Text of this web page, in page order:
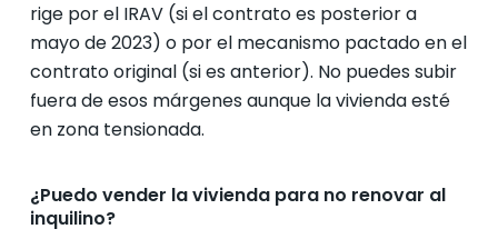
rige por el IRAV (si el contrato es posterior a
mayo de 2023) o por el mecanismo pactado en el
contrato original (si es anterior). No puedes subir
fuera de esos márgenes aunque la vivienda esté
en zona tensionada.
¿Puedo vender la vivienda para no renovar al
inquilino?